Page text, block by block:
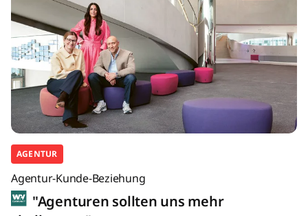
AGENTUR
Agentur-Kunde-Beziehung
"Agenturen sollten uns mehr